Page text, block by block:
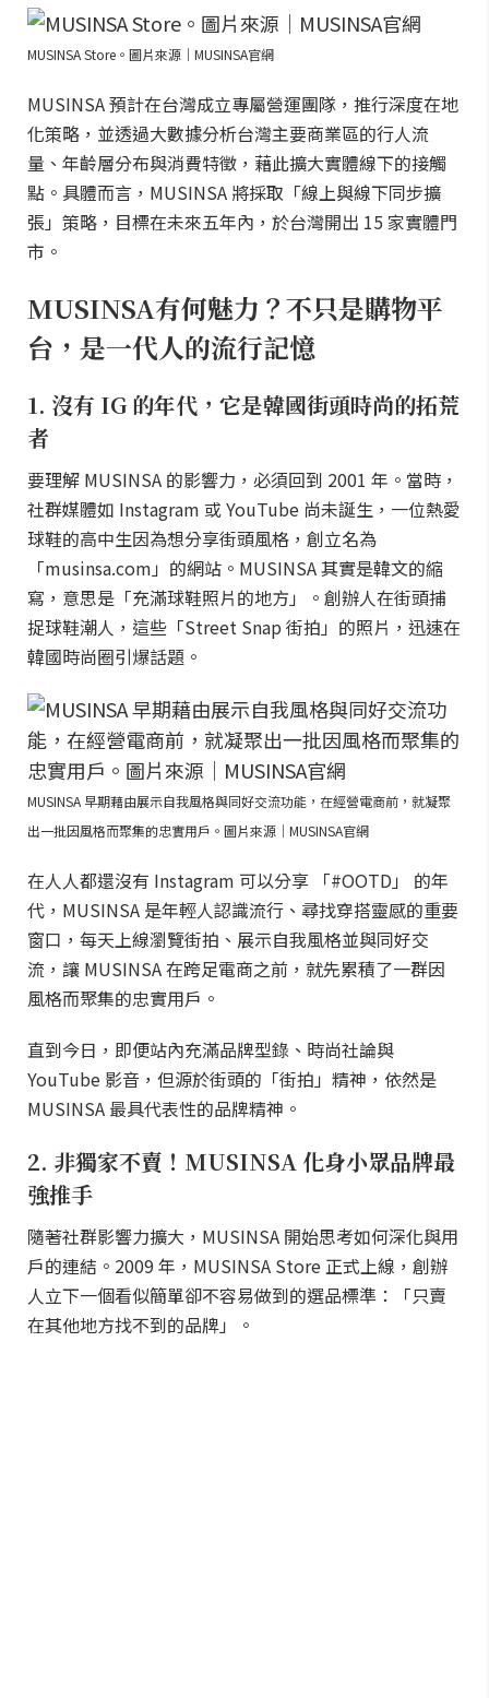
MUSINSA Store。圖片來源｜MUSINSA官網
MUSINSA 預計在台灣成立專屬營運團隊，推行深度在地
化策略，並透過大數據分析台灣主要商業區的行人流
量、年齡層分布與消費特徵，藉此擴大實體線下的接觸
點。具體而言，MUSINSA 將採取「線上與線下同步擴
張」策略，目標在未來五年內，於台灣開出 15 家實體門
市。
MUSINSA有何魅力？不只是購物平
台，是一代人的流行記憶
1. 沒有 IG 的年代，它是韓國街頭時尚的拓荒
者
要理解 MUSINSA 的影響力，必須回到 2001 年。當時，
社群媒體如 Instagram 或 YouTube 尚未誕生，一位熱愛
球鞋的高中生因為想分享街頭風格，創立名為
「musinsa.com」的網站。MUSINSA 其實是韓文的縮
寫，意思是「充滿球鞋照片的地方」。創辦人在街頭捕
捉球鞋潮人，這些「Street Snap 街拍」的照片，迅速在
韓國時尚圈引爆話題。
MUSINSA 早期藉由展示自我風格與同好交流功能，在經營電商前，就凝聚
出一批因風格而聚集的忠實用戶。圖片來源｜MUSINSA官網
在人人都還沒有 Instagram 可以分享 「#OOTD」 的年
代，MUSINSA 是年輕人認識流行、尋找穿搭靈感的重要
窗口，每天上線瀏覽街拍、展示自我風格並與同好交
流，讓 MUSINSA 在跨足電商之前，就先累積了一群因
風格而聚集的忠實用戶。
直到今日，即便站內充滿品牌型錄、時尚社論與
YouTube 影音，但源於街頭的「街拍」精神，依然是
MUSINSA 最具代表性的品牌精神。
2. 非獨家不賣！MUSINSA 化身小眾品牌最
強推手
隨著社群影響力擴大，MUSINSA 開始思考如何深化與用
戶的連結。2009 年，MUSINSA Store 正式上線，創辦
人立下一個看似簡單卻不容易做到的選品標準：「只賣
在其他地方找不到的品牌」。